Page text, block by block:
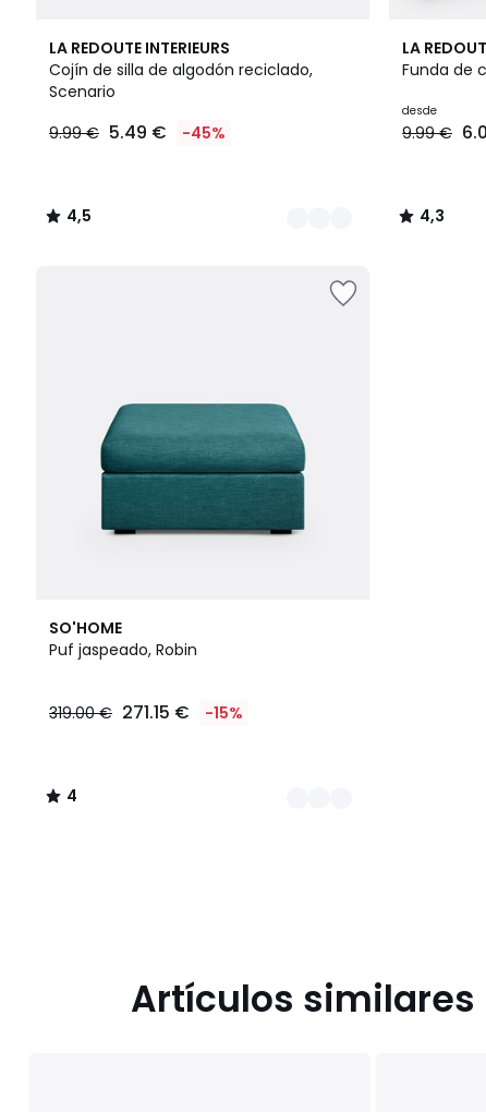
LA REDOUTE INTERIEURS
Cojín de silla de algodón reciclado,
Scenario
€
9.99
9.99 € 5.49 € -45%
4,5
/ 5
10
Colores
4,5
/
LA
Funda de
desde
9.99 €
4,3
/ 5
12
Colores
4,3
/
SO'HOME
Puf jaspeado, Robin
319.00 € 271.15 € -15%
4
/
5
Colores
4
/
Artículos similares